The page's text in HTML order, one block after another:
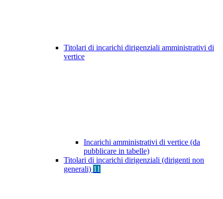
Titolari di incarichi dirigenziali amministrativi di
vertice
Incarichi amministrativi di vertice (da
pubblicare in tabelle)
Titolari di incarichi dirigenziali (dirigenti non
generali) 11